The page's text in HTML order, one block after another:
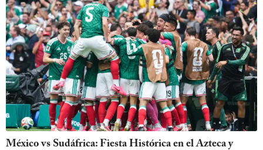
México vs Sudáfrica: Fiesta Histórica en el Azteca y